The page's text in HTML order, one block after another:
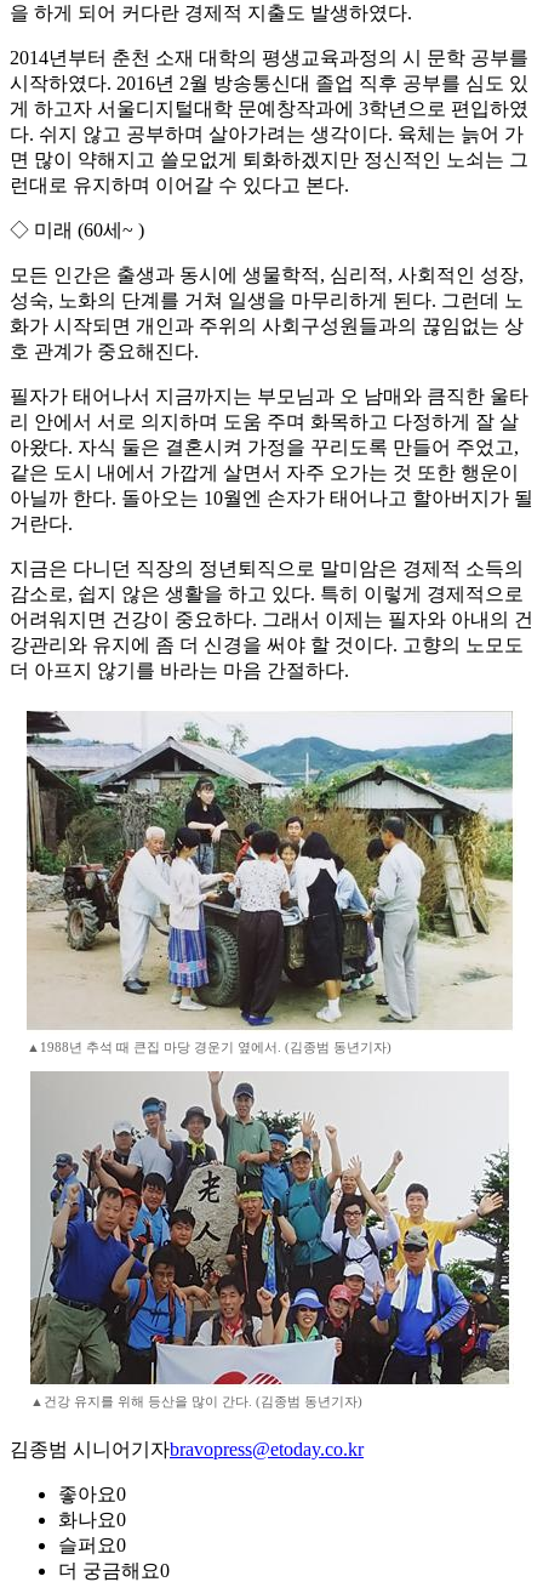
을 하게 되어 커다란 경제적 지출도 발생하였다.
2014년부터 춘천 소재 대학의 평생교육과정의 시 문학 공부를
시작하였다. 2016년 2월 방송통신대 졸업 직후 공부를 심도 있
게 하고자 서울디지털대학 문예창작과에 3학년으로 편입하였
다. 쉬지 않고 공부하며 살아가려는 생각이다. 육체는 늙어 가
면 많이 약해지고 쓸모없게 퇴화하겠지만 정신적인 노쇠는 그
런대로 유지하며 이어갈 수 있다고 본다.
◇ 미래 (60세~ )
모든 인간은 출생과 동시에 생물학적, 심리적, 사회적인 성장,
성숙, 노화의 단계를 거쳐 일생을 마무리하게 된다. 그런데 노
화가 시작되면 개인과 주위의 사회구성원들과의 끊임없는 상
호 관계가 중요해진다.
필자가 태어나서 지금까지는 부모님과 오 남매와 큼직한 울타
리 안에서 서로 의지하며 도움 주며 화목하고 다정하게 잘 살
아왔다. 자식 둘은 결혼시켜 가정을 꾸리도록 만들어 주었고,
같은 도시 내에서 가깝게 살면서 자주 오가는 것 또한 행운이
아닐까 한다. 돌아오는 10월엔 손자가 태어나고 할아버지가 될
거란다.
지금은 다니던 직장의 정년퇴직으로 말미암은 경제적 소득의
감소로, 쉽지 않은 생활을 하고 있다. 특히 이렇게 경제적으로
어려워지면 건강이 중요하다. 그래서 이제는 필자와 아내의 건
강관리와 유지에 좀 더 신경을 써야 할 것이다. 고향의 노모도
더 아프지 않기를 바라는 마음 간절하다.
▲1988년 추석 때 큰집 마당 경운기 옆에서. (김종범 동년기자)
▲건강 유지를 위해 등산을 많이 간다. (김종범 동년기자)
김종범 시니어기자bravopress@etoday.co.kr
좋아요0
화나요0
슬퍼요0
더 궁금해요0